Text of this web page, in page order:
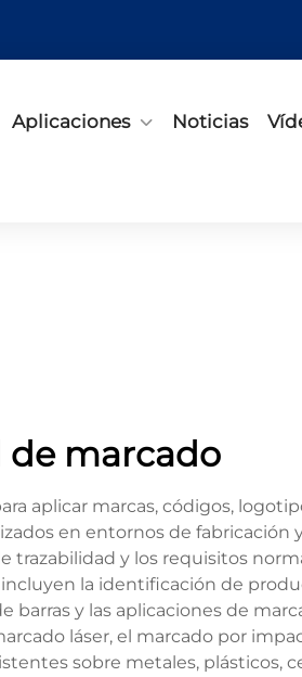
Aplicaciones Noticias
marcado
aplicar marcas, códigos,
en entornos de fabricación
trazabilidad y los requisitos
la identificación de
y las aplicaciones de
láser, el marcado por
sobre metales, plásticos,